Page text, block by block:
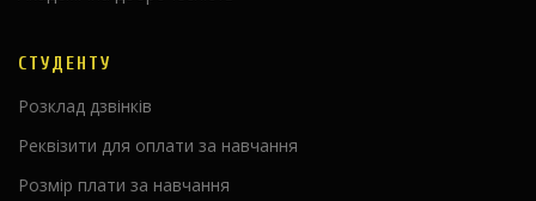
СТУДЕНТУ
Розклад дзвінків
Реквізити для оплати за навчання
Розмір плати за навчання